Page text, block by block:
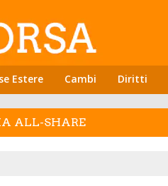
Estere Cambi Diritti
ALL-SHARE